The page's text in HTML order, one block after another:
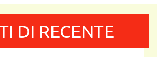
DI RECENTE